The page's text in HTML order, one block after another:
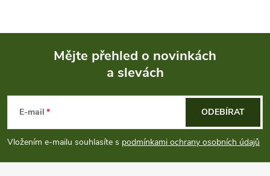
p
Mějte přehled o novinkách
a slevách
E-mail
Vložením e-mailu souhlasíte s podmínkami ochrany osobních údajů
ODEBÍRAT